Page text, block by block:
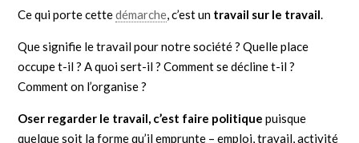
Ce qui porte cettedémarche , c’est un travail sur le travail
Que signifie le travail pour notre société ? Quelle place
occupe t-il ? A quoi sert-il ? Comment se décline t-il ?
Comment on l’organise ?
Oser regarder le travail, c’est faire politique puisque
quelque soit la forme qu’il emprunte – emploi, travail, activité